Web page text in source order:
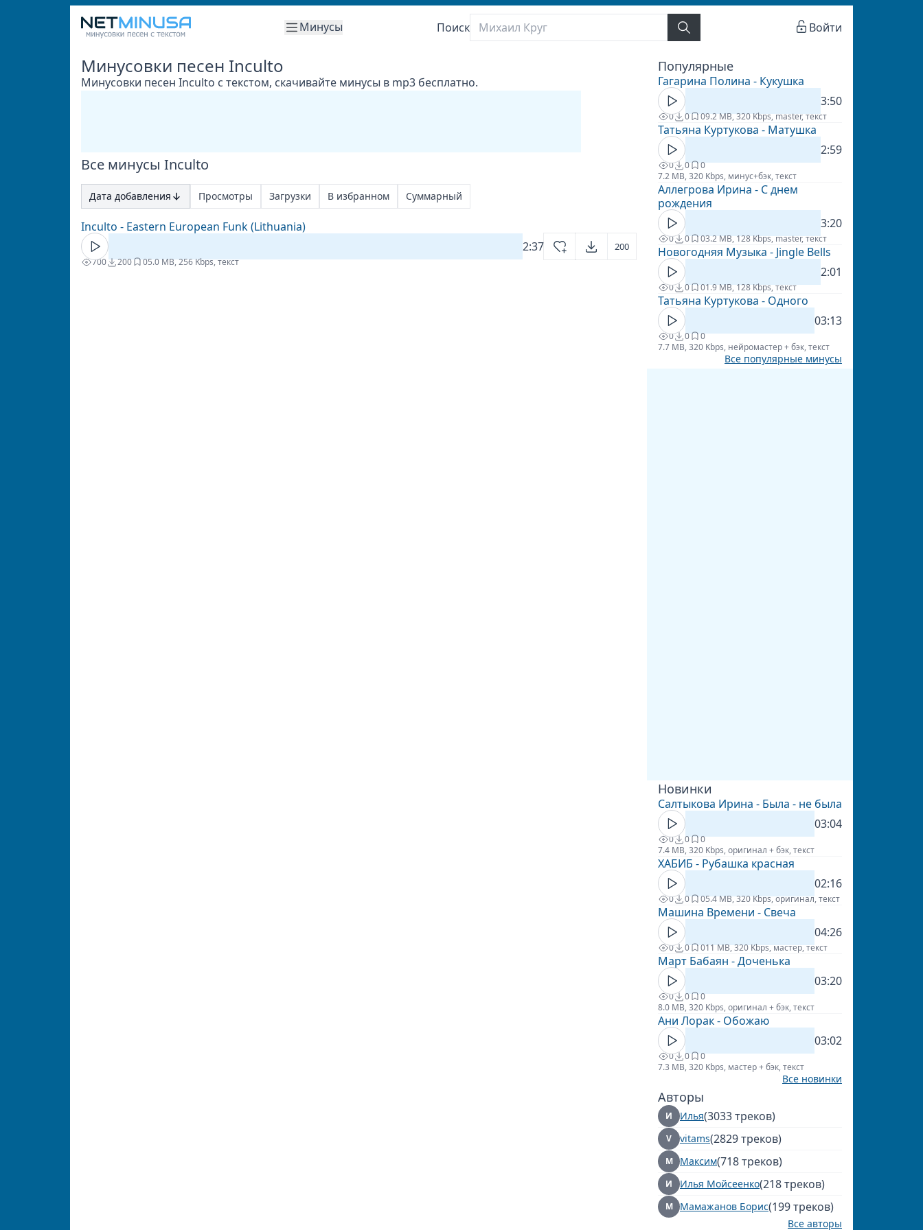
Минусы Поиск Войти
Минусовки песен Inculto
Минусовки песен Inculto с текстом, скачивайте минусы в mp3 бесплатно.
Все минусы Inculto
Дата добавления Просмотры Загрузки В избранном Суммарный
Inculto - Eastern European Funk (Lithuania)
2:37
200
700 200 05.0 MB, 256 Kbps, текст
Популярные
Гагарина Полина - Кукушка
3:50
0 0 09.2 MB, 320 Kbps, master, текст
Татьяна Куртукова - Матушка
2:59
0 0
0
7.2 MB, 320 Kbps, минус+бэк, текст
Аллегрова Ирина - С днем
рождения
3:20
0 0 03.2 MB, 128 Kbps, master, текст
Новогодняя Музыка - Jingle Bells
2:01
0 0 01.9 MB, 128 Kbps, текст
Татьяна Куртукова - Одного
03:13
0 0
0
7.7 MB, 320 Kbps, нейромастер + бэк, текст
Все популярные минусы
Новинки
Салтыкова Ирина - Была - не была
03:04
0 0
0
7.4 MB, 320 Kbps, оригинал + бэк, текст
ХАБИБ - Рубашка красная
02:16
0 0 05.4 MB, 320 Kbps, оригинал, текст
Машина Времени - Свеча
04:26
0 0 011 MB, 320 Kbps, мастер, текст
Март Бабаян - Доченька
03:20
0 0
0
8.0 MB, 320 Kbps, оригинал + бэк, текст
Ани Лорак - Обожаю
03:02
0 0
0
7.3 MB, 320 Kbps, мастер + бэк, текст
Все новинки
Авторы
И Илья(3033 треков)
V vitams(2829 треков)
М Максим(718 треков)
И Илья Мойсеенко(218 треков)
М Мамажанов Борис(199 треков)
Все авторы